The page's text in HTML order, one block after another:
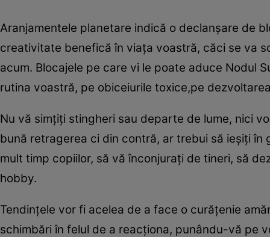
Aranjamentele planetare indică o declanșare de
creativitate benefică în viaţa voastră, căci se va
acum. Blocajele pe care vi le poate aduce Nodul
rutina voastră, pe obiceiurile toxice,pe
Nu vă simţiți stingheri sau departe de lume, nici
bună retragerea ci din contră, ar trebui să ieşiţi
mult timp copiilor, să vă înconjuraţi de tineri, să
hobby.
Tendinţele vor fi acelea de a face o curăţenie
schimbări în felul de a reacționa, punându-vă pe